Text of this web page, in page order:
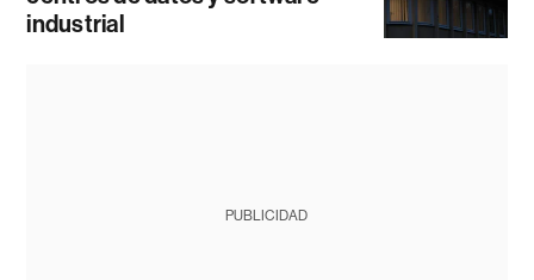
industrial
PUBLICIDAD